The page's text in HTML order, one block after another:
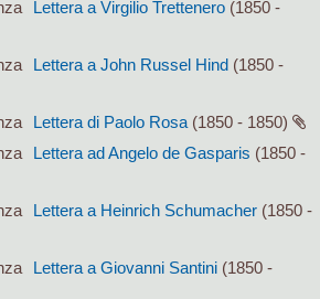
Lettera a Virgilio Trettenero (1850 -
Lettera a John Russel Hind (1850 -
Lettera di Paolo Rosa (1850 - 1850)
Lettera ad Angelo de Gasparis (1850 -
Lettera a Heinrich Schumacher (1850 -
Lettera a Giovanni Santini (1850 -